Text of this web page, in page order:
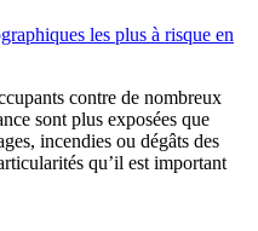
les plus à risque en
contre de nombreux
sont plus exposées que
incendies ou dégâts des
qu’il est important